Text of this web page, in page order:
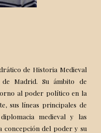
de Historia Medieval
de Madrid. Su ámbito de
al poder político en la
sus líneas principales de
medieval y las
concepción del poder y su